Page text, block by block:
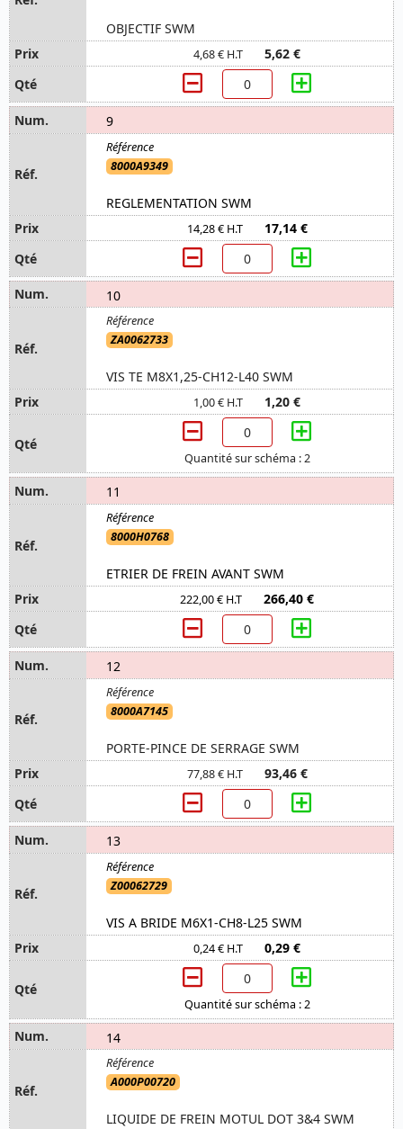
OBJECTIF SWM
4,68 € H.T 5,62 €
9
8000A9349
REGLEMENTATION SWM
14,28 € H.T 17,14 €
10
ZA0062733
VIS TE M8X1,25-CH12-L40 SWM
1,00 € H.T 1,20 €
Quantité sur schéma : 2
11
8000H0768
ETRIER DE FREIN AVANT SWM
222,00 € H.T 266,40 €
12
8000A7145
PORTE-PINCE DE SERRAGE SWM
77,88 € H.T 93,46 €
13
Z00062729
VIS A BRIDE M6X1-CH8-L25 SWM
0,24 € H.T 0,29 €
Quantité sur schéma : 2
14
A000P00720
LIQUIDE DE FREIN MOTUL DOT 3&4 SWM